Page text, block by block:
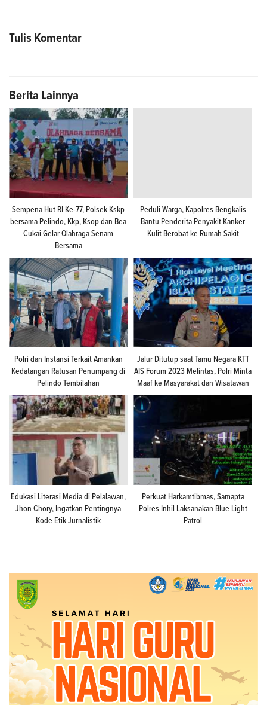
Tulis Komentar
Berita Lainnya
Sempena Hut RI Ke-77, Polsek Kskp
bersama Pelindo, Kkp, Ksop dan Bea
Cukai Gelar Olahraga Senam
Bersama
Peduli Warga, Kapolres Bengkalis
Bantu Penderita Penyakit Kanker
Kulit Berobat ke Rumah Sakit
Polri dan Instansi Terkait Amankan
Kedatangan Ratusan Penumpang di
Pelindo Tembilahan
Jalur Ditutup saat Tamu Negara KTT
AIS Forum 2023 Melintas, Polri Minta
Maaf ke Masyarakat dan Wisatawan
Edukasi Literasi Media di Pelalawan,
Jhon Chory, Ingatkan Pentingnya
Kode Etik Jurnalistik
Perkuat Harkamtibmas, Samapta
Polres Inhil Laksanakan Blue Light
Patrol